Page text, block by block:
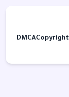
Copyright
DMCA